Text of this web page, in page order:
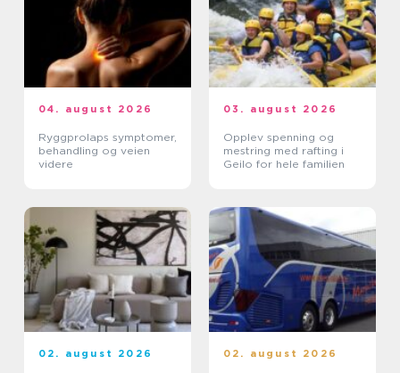
04. august 2026
Ryggprolaps symptomer,
behandling og veien
videre
03. august 2026
Opplev spenning og
mestring med rafting i
Geilo for hele familien
02. august 2026 02. august 2026